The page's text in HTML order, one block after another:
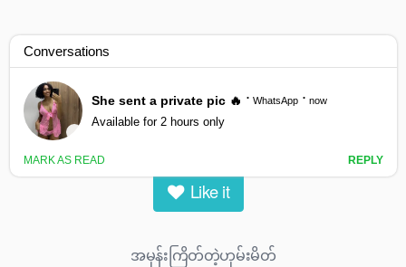
အမုန်းကြိတ်တဲ့ဟုမ်းမိတ်
1658 views |
Like it
အမုန်းကြိတ်တဲ့ဟုမ်းမိတ်